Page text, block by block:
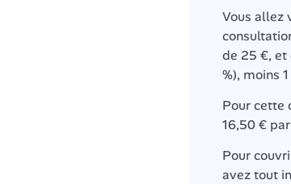
Vous allez
de 25 €, et
%), moins
Pour cette
16,50 €
Pour
avez tout